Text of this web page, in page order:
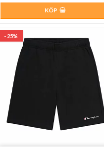
KÖP
- 25%